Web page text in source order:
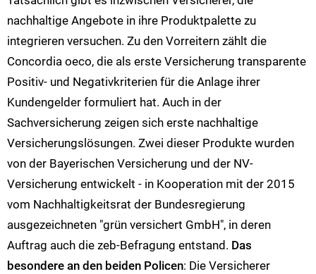
nachhaltige Angebote in ihre Produktpalette zu
integrieren versuchen. Zu den Vorreitern zählt die
Concordia oeco, die als erste Versicherung transparente
Positiv- und Negativkriterien für die Anlage ihrer
Kundengelder formuliert hat. Auch in der
Sachversicherung zeigen sich erste nachhaltige
Versicherungslösungen. Zwei dieser Produkte wurden
von der Bayerischen Versicherung und der NV-
Versicherung entwickelt - in Kooperation mit der 2015
vom Nachhaltigkeitsrat der Bundesregierung
ausgezeichneten "grün versichert GmbH", in deren
Auftrag auch die zeb-Befragung entstand. Das
besondere an den beiden Policen: Die Versicherer